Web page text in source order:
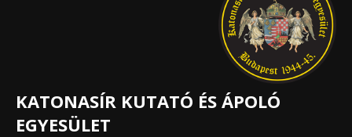
KATONASÍR KUTATÓ ÉS ÁPOLÓ
EGYESÜLET